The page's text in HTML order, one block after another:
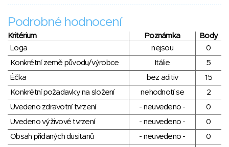
Podrobné hodnocení
Kritérium Poznámka
Body
Loga
nejsou
0
Konkrétní země původu/výrobce
Itálie
5
Éčka
bez aditiv
15
Konkrétní požadavky na složení
nehodnotí se
2
Uvedeno zdravotní tvrzení
- neuvedeno -
0
Uvedeno výživové tvrzení
- neuvedeno -
0
Obsah přidaných dusitanů
- neuvedeno - 0